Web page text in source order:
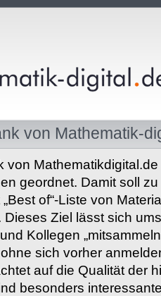
von Mathematik-
von
geordnet. Damit soll
of“-Liste von
Dieses Ziel lässt sich
Kollegen
sich vorher
auf die Qualität der
besonders